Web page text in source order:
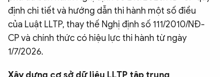
BẠN ĐỌC & CAND
định chi tiết và hướng dẫn thi hành một số điều
của Luật LLTP, thay thế Nghị định số 111/2010/NĐ-
CP và chính thức có hiệu lực thi hành từ ngày
1/7/2026.